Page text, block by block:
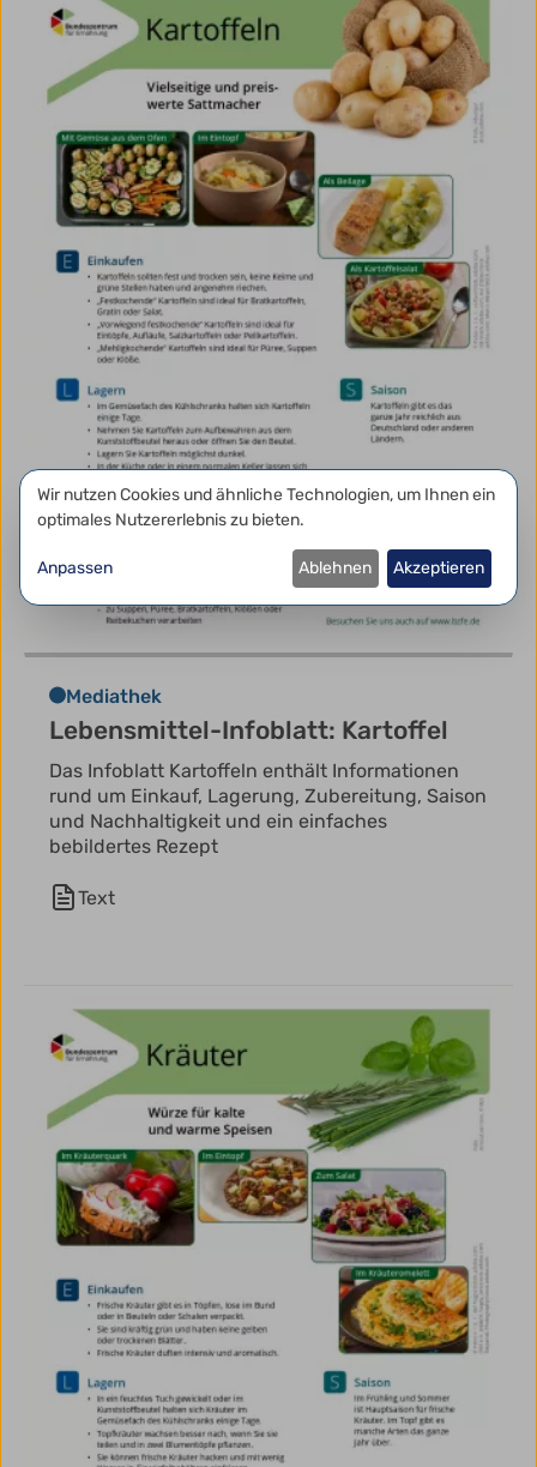
Mediathek
Lebensmittel-Infoblatt: Kartoffel
Das Infoblatt Kartoffeln enthält Informationen
rund um Einkauf, Lagerung, Zubereitung, Saison
und Nachhaltigkeit und ein einfaches
bebildertes Rezept
Text
Datenschutzeinstellungen
Wir nutzen Cookies und ähnliche Technologien, um Ihnen ein
optimales Nutzererlebnis zu bieten.
Anpassen Ablehnen Akzeptieren